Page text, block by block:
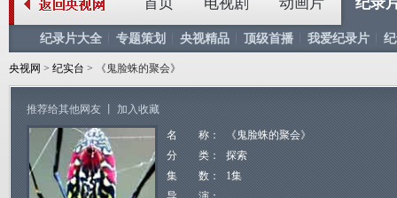
纪录片大全 专题策划 央视精品 顶级首播 我爱纪录片
央视网 > 纪实台 > 《鬼脸蛛的聚会》
推荐给其他网友 加入收藏
名 称：
《鬼脸蛛的聚会》
分 类：
探索
集 数：
1集